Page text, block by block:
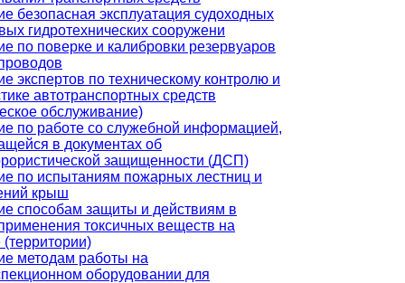
безопасная эксплуатация судоходных
гидротехнических сооружени
по поверке и калибровки резервуаров
экспертов по техническому контролю и
автотранспортных средств
обслуживание)
по работе со служебной информацией,
в документах об
защищенности (ДСП)
по испытаниям пожарных лестниц и
крыш
способам защиты и действиям в
токсичных веществ на
(территории)
методам работы на
оборудовании для